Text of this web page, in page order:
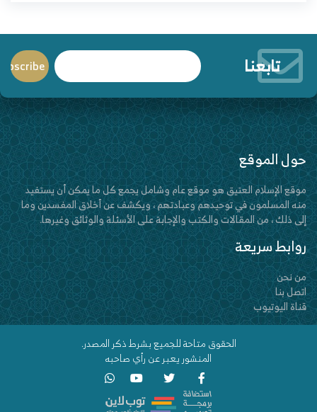
تابعنا
حول الموقع
موقع الإسلام العتيق هو موقع عام وشامل يجمع كل ما يمكن أن يستفيد
منه المسلمون في توحيدهم وعبادتهم ، ويكشف عن أخلاق المفسدين وما
إلى ذلك ، من المقالات والكتب والإجابة على الأسئلة والوثائق وغيرها.
روابط سريعة
من نحن
اتصل بنا
قناة اليوتيوب
الحقوق متاحة للجميع بشرط ذكر المصدر.
المنشور يعبر عن رأي صاحبه